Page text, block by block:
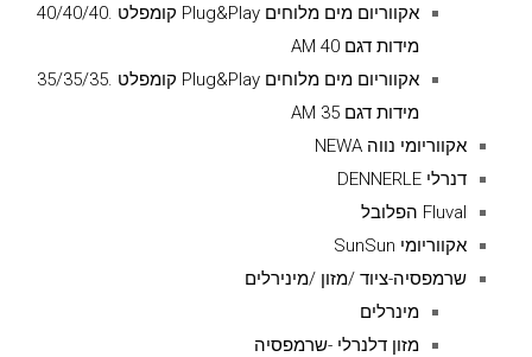
אקווריום מים מלוחים Plug&Play קומפלט .40/40/40
מידות דגם AM 40
אקווריום מים מלוחים Plug&Play קומפלט .35/35/35
מידות דגם AM 35
אקווריומי נווה NEWA
דנרלי DENNERLE
Fluval הפלובל
אקווריומי SunSun
שרמפסיה-ציוד /מזון /מינירלים
מינרלים
מזון דלנרלי -שרמפסיה